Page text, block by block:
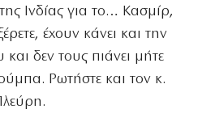
Ινδίας για το… Κασμίρ,
έχουν κάνει και την
δεν τους πιάνει μήτε
Ρωτήστε και τον κ.